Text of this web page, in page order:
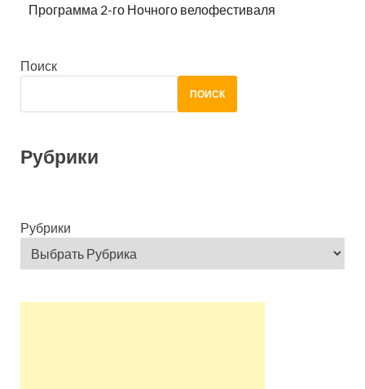
Программа 2-го Ночного велофестиваля
Поиск
ПОИСК
Рубрики
Рубрики